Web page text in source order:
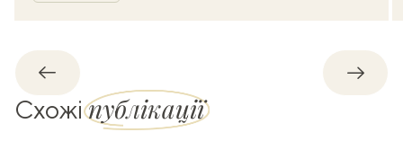
Назад
Схожіпублікації